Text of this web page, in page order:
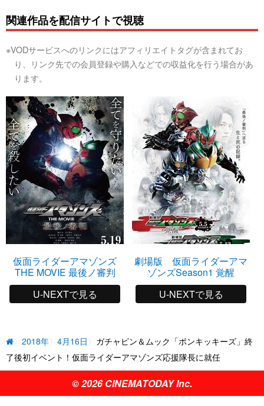
関連作品を配信サイトで視聴
※VODサービスへのリンクにはアフィリエイトタグが含まれてお
り、リンク先での会員登録や購入などでの収益化を行う場合があ
ります。
仮面ライダーアマゾンズ
THE MOVIE 最後ノ審判
U-NEXTで見る
劇場版 仮面ライダーアマ
ゾンズSeason1 覚醒
U-NEXTで見る
2018年 4月16日
ガチャピン＆ムック「ポンキッキーズ」終
了後初イベント！仮面ライダーアマゾンズ応援隊長に就任
© 2026 CINEMATODAY Inc.